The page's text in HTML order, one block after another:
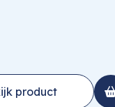
product